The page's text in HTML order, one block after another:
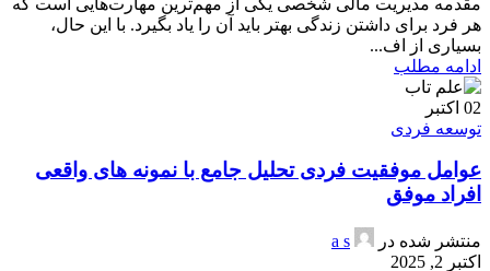
هر فرد برای داشتن زندگی بهتر باید آن را یاد بگیرد. با این حال،
بسیاری از اف...
ادامه مطلب
02 اکتبر
توسعه فردی
عوامل موفقیت فردی تحلیل جامع با نمونه های واقعی
افراد موفق
منتشر شده در
a s
اکتبر 2, 2025